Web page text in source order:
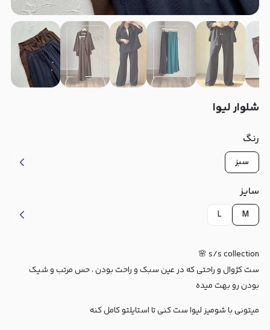
شلوار لیوا
رنگ
سبز
سایز
M
L
s/s collection 🌸
ست کژوال و راحتی که در عین سبک و راحت بودن ، حس مرتب و شیک
بودن رو بهت میده
میتونی با شومیز لیوا ست کنی تا استایلتو کامل کنه